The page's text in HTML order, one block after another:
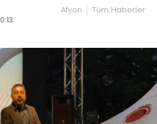
Afyon Tüm Haberler